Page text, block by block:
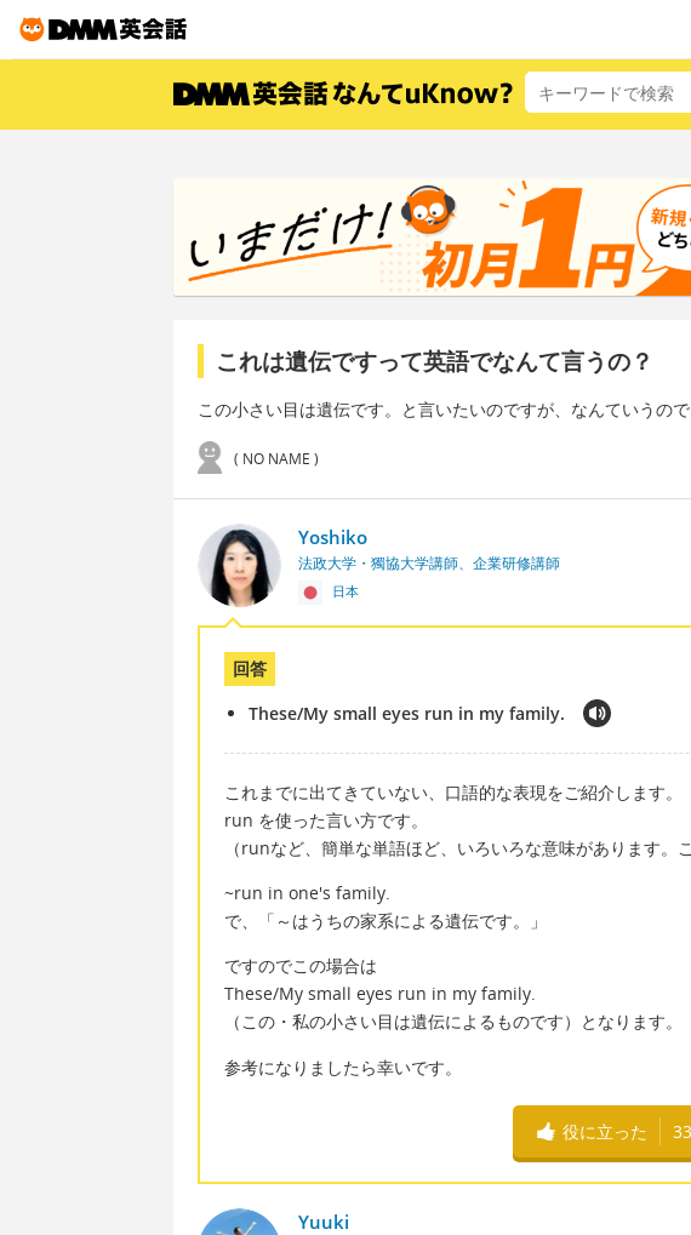
これは遺伝ですって英語でなんて言うの？
この小さい目は遺伝です。と言いたいのですが、なんていうの
( NO NAME )
Yoshiko
法政大学・獨協大学講師、企業研修講師
日本
回答
These/My small eyes run in my family.
これまでに出てきていない、口語的な表現をご紹介します。
run を使った言い方です。
（runなど、簡単な単語ほど、いろいろな意味があります。
~run in one's family.
で、「～はうちの家系による遺伝です。」
ですのでこの場合は
These/My small eyes run in my family.
（この・私の小さい目は遺伝によるものです）となります。
参考になりましたら幸いです。
役に立った 33
Yuuki